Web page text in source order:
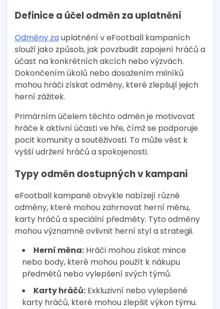
Definice a účel odměn za uplatnění
Odměny zauplatnění v eFootball kampaních
slouží jako způsob, jak povzbudit zapojení hráčů a
účast na konkrétních akcích nebo výzvách.
Dokončením úkolů nebo dosažením milníků
mohou hráči získat odměny, které zlepšují jejich
herní zážitek.
Primárním účelem těchto odměn je motivovat
hráče k aktivní účasti ve hře, čímž se podporuje
pocit komunity a soutěživosti. To může vést k
vyšší udržení hráčů a spokojenosti.
Typy odměn dostupných v kampani
eFootball kampaně obvykle nabízejí různé
odměny, které mohou zahrnovat herní měnu,
karty hráčů a speciální předměty. Tyto odměny
mohou významně ovlivnit herní styl a strategii.
Herní měna: Hráči mohou získat mince
nebo body, které mohou použít k nákupu
předmětů nebo vylepšení svých týmů.
Karty hráčů: Exkluzivní nebo vylepšené
karty hráčů, které mohou zlepšit výkon týmu.